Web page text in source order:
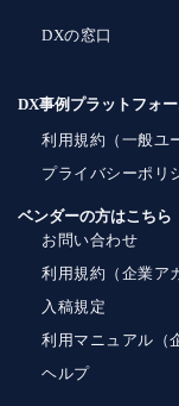
DXの窓口
DX事例プラットフォー
利用規約（一般ユ
プライバシーポリ
ベンダーの方はこちら
お問い合わせ
利用規約（企業ア
入稿規定
利用マニュアル（
ヘルプ